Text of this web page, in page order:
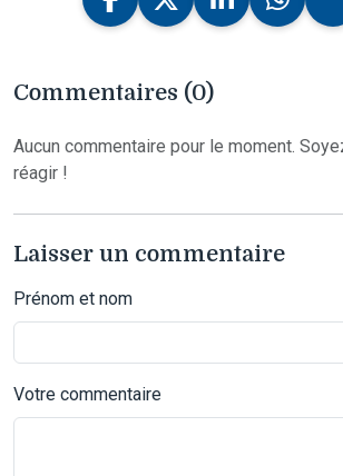
Commentaires (0)
Aucun commentaire pour le moment.
réagir !
Laisser un commentaire
Prénom et nom
Votre commentaire